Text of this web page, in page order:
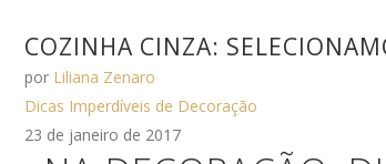
COZINHA CINZA:
por Liliana Zenaro
Dicas Imperdíveis de Decoração
23 de janeiro de 2017